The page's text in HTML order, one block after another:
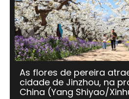
As flores de pereira
cidade de Jinzhou, na
China (Yang Shiyao/